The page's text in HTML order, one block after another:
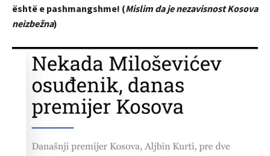
është e pashmangshme! (Mislim da je nezavisnost Kosova
neizbežna)